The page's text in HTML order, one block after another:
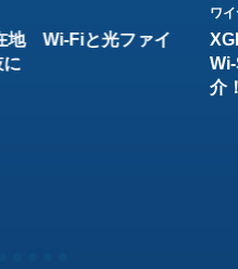
地 Wi-Fiと光ファイ
に
ワ
介